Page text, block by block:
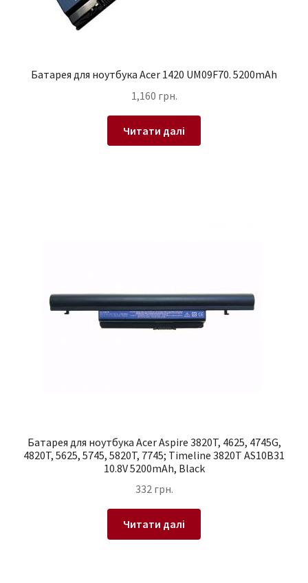
Батарея для ноутбука Acer 1420 UM09F70. 5200mAh
1,160 грн.
Читати далі
Батарея для ноутбука Acer Aspire 3820T, 4625, 4745G,
4820T, 5625, 5745, 5820T, 7745; Timeline 3820T AS10B31
10.8V 5200mAh, Black
332 грн.
Читати далі